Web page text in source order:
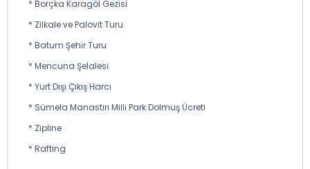
* Borçka Karagöl Gezisi
* Zilkale ve Palovit Turu
* Batum Şehir Turu
* Mencuna Şelalesi
* Yurt Dışı Çıkış Harcı
* Sümela Manastırı Milli Park Dolmuş Ücreti
* Zipline
* Rafting